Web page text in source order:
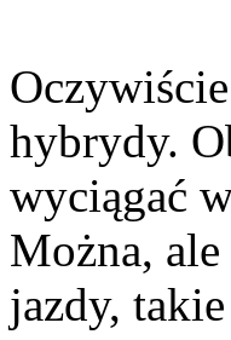
hybrydy.
wyciągać
Można, ale
jazdy,